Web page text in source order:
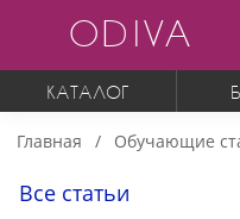
ODIVA
КАТАЛОГ
Главная Обучающие
Все статьи